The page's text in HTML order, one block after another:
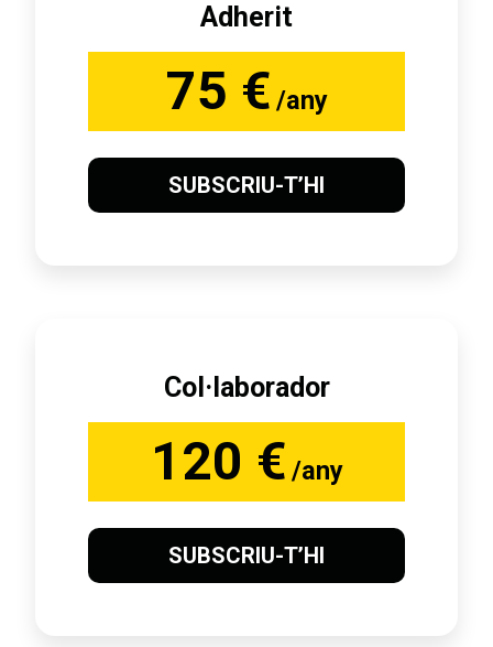
Adherit
75 € /any
SUBSCRIU-T’HI
Col·laborador
120 € /any
SUBSCRIU-T’HI